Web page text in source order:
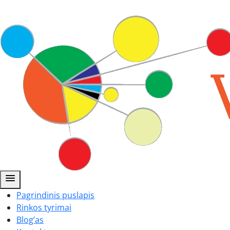
menu
Pagrindinis puslapis
Rinkos tyrimai
Blog’as